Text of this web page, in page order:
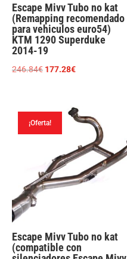
Escape Mivv Tubo no kat
(Remapping recomendado
para vehiculos euro54)
KTM 1290 Superduke
2014-19
246.84€ El
177.28€El
es:
177.28€.
¡Oferta!
Escape Mivv Tubo no kat
(compatible con